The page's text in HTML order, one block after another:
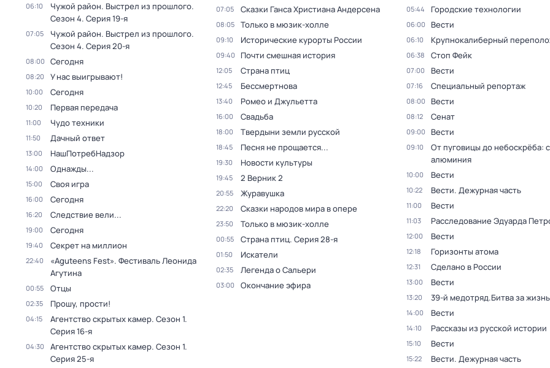
06:10 Чужой район. Выстрел из прошлого.
Сезон 4. Серия 19-я
07:05 Чужой район. Выстрел из прошлого.
Сезон 4. Серия 20-я
08:00 Сегодня
08:20 У нас выигрывают!
10:00 Сегодня
10:20 Первая передача
11:00 Чудо техники
11:50 Дачный ответ
13:00 НашПотребНадзор
14:00 Однажды...
15:00 Своя игра
16:00 Сегодня
16:20 Следствие вели...
19:00 Сегодня
19:40 Секрет на миллион
22:40
«Aguteens Fest». Фестиваль Леонида
Агутина
00:55 Отцы
02:35 Прошу, прости!
04:15 Агентство скрытых камер. Сезон 1.
Серия 16-я
04:30 Агентство скрытых камер. Сезон 1.
Серия 25-я
07:05 Сказки Ганса Христиана Андерсена
08:05 Только в мюзик-холле
09:10 Исторические курорты России
09:40 Почти смешная история
12:05 Страна птиц
12:45 Бессмертнова
13:40 Ромео и Джульетта
16:00 Свадьба
18:00 Твердыни земли русской
18:45 Песня не прощается...
19:30 Новости культуры
19:45 2 Верник 2
20:55 Журавушка
22:20 Сказки народов мира в опере
23:50 Только в мюзик-холле
00:55 Страна птиц. Серия 28-я
01:50 Искатели
02:35 Легенда о Сальери
03:00 Окончание эфира
05:44 Городские технологии
06:00 Вести
06:10 Крупнокалиберный
06:38 Стоп Фейк
07:00 Вести
07:16 Специальный репортаж
08:00 Вести
08:12 Сенат
09:00 Вести
09:10
От пуговицы до небоскрёба:
алюминия
10:00 Вести
10:22 Вести. Дежурная часть
11:00 Вести
11:03 Расследование Эдуарда
12:00 Вести
12:18 Горизонты атома
12:31 Сделано в России
13:00 Вести
13:20 39-й медотряд.Битва за жизнь
14:00 Вести
14:10 Рассказы из русской истории
15:10 Вести
15:22 Вести. Дежурная часть